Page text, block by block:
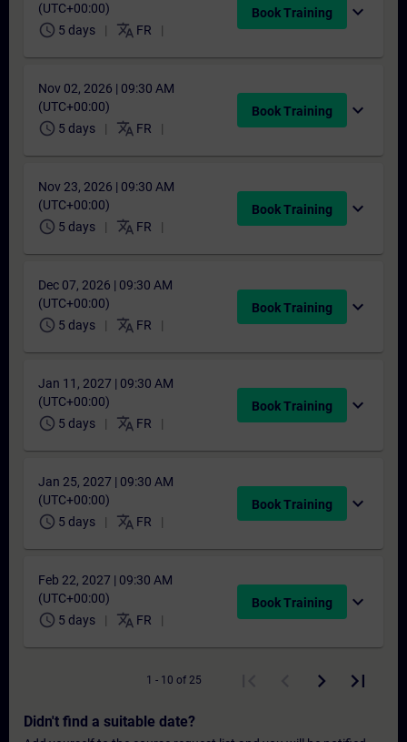
(UTC+00:00)
schedule 5 days translate FR
Book Training expand_more
Nov 02, 2026 | 09:30 AM
(UTC+00:00)
schedule 5 days translate FR
Book Training expand_more
Nov 23, 2026 | 09:30 AM
(UTC+00:00)
schedule 5 days translate FR
Book Training expand_more
Dec 07, 2026 | 09:30 AM
(UTC+00:00)
schedule 5 days translate FR
Book Training expand_more
Jan 11, 2027 | 09:30 AM
(UTC+00:00)
schedule 5 days translate FR
Book Training expand_more
Jan 25, 2027 | 09:30 AM
(UTC+00:00)
schedule 5 days translate FR
Book Training expand_more
Feb 22, 2027 | 09:30 AM
(UTC+00:00)
schedule 5 days translate FR
Book Training expand_more
1 - 10 of 25
Didn't find a suitable date?